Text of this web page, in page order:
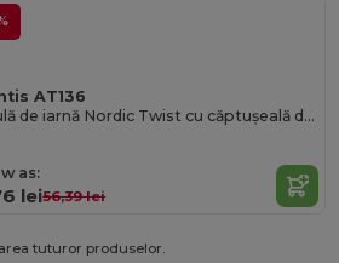
AT136
Căciulă de iarnă Nordic Twist cu căptușeală din fleece
as:
lei56,39 lei
tuturor produselor.